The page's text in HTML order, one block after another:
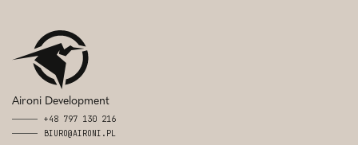
Aironi Development
+48 797 130 216
BIURO@AIRONI.PL